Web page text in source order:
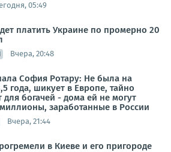
05:49
платить Украине по промерно 20
Вчера, 20:48
София Ротару: Не была на
года, шикует в Европе, тайно
для богачей - дома ей не могут
заработанные в России
Вчера, 21:44
в Киеве и его пригороде